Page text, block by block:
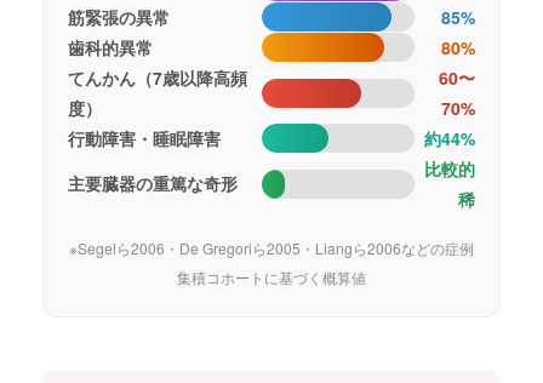
筋緊張の異常
85%
歯科的異常
80%
てんかん（7歳以降高頻
度）
60〜
70%
行動障害・睡眠障害
約44%
主要臓器の重篤な奇形
比較的
稀
※Segelら2006・De Gregoriら2005・Liangら2006などの症例
集積コホートに基づく概算値